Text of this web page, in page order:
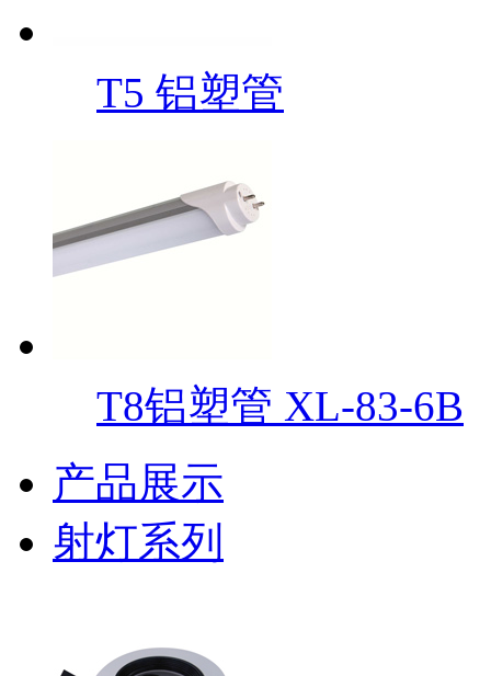
T5 铝塑管
T8铝塑管 XL-83-6B
产品展示
射灯系列